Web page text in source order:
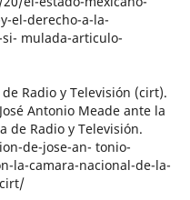
el-derecho-a-la-
mulada-articulo-
Radio y Televisión (cirt).
Antonio Meade ante la
de Radio y Televisión.
de-jose-an- tonio-
la-camara-nacional-de-la-